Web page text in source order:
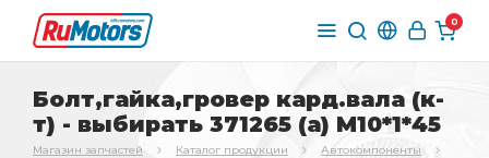
0
Болт,гайка,гровер кард.вала (к-
т) - выбирать 371265 (а) М10*1*45
Магазин запчастей Каталог продукции
Автокомпоненты